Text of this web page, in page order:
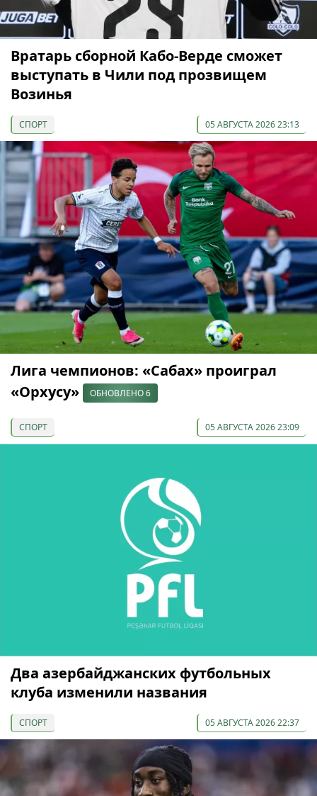
Вратарь сборной Кабо-Верде сможет
выступать в Чили под прозвищем
Возинья
СПОРТ 05 АВГУСТА 2026 23:13
Лига чемпионов: «Сабах» проиграл
«Орхусу»
ОБНОВЛЕНО 6
СПОРТ 05 АВГУСТА 2026 23:09
Два азербайджанских футбольных
клуба изменили названия
СПОРТ 05 АВГУСТА 2026 22:37